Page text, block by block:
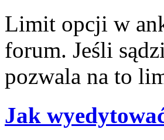
Limit opcji w
forum. Jeśli
pozwala na to
Jak